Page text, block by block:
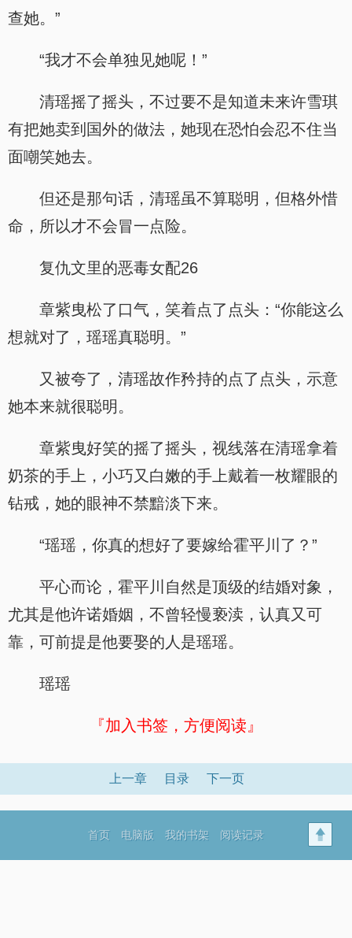
查她。”
“我才不会单独见她呢！”
清瑶摇了摇头，不过要不是知道未来许雪琪
有把她卖到国外的做法，她现在恐怕会忍不住当
面嘲笑她去。
但还是那句话，清瑶虽不算聪明，但格外惜
命，所以才不会冒一点险。
复仇文里的恶毒女配26
章紫曳松了口气，笑着点了点头：“你能这么
想就对了，瑶瑶真聪明。”
又被夸了，清瑶故作矜持的点了点头，示意
她本来就很聪明。
章紫曳好笑的摇了摇头，视线落在清瑶拿着
奶茶的手上，小巧又白嫩的手上戴着一枚耀眼的
钻戒，她的眼神不禁黯淡下来。
“瑶瑶，你真的想好了要嫁给霍平川了？”
平心而论，霍平川自然是顶级的结婚对象，
尤其是他许诺婚姻，不曾轻慢亵渎，认真又可
靠，可前提是他要娶的人是瑶瑶。
瑶瑶
『加入书签，方便阅读』
上一章 目录 下一页
首页 电脑版 我的书架 阅读记录